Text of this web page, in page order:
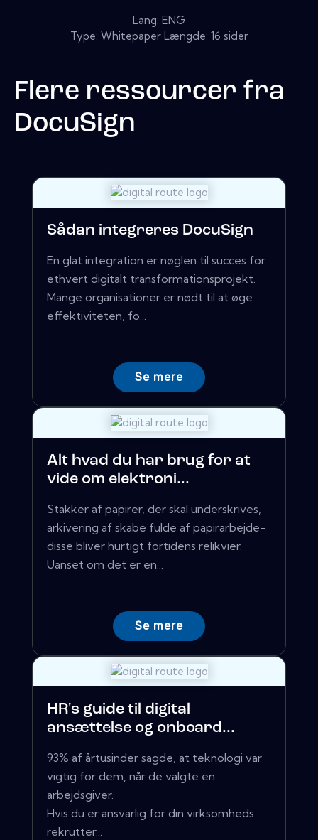
Lang: ENG
Type: Whitepaper Længde: 16 sider
Flere ressourcer fra
DocuSign
Sådan integreres DocuSign
En glat integration er nøglen til succes for
ethvert digitalt transformationsprojekt.
Mange organisationer er nødt til at øge
effektiviteten, fo...
Se mere
Alt hvad du har brug for at
vide om elektroni...
Stakker af papirer, der skal underskrives,
arkivering af skabe fulde af papirarbejde-
disse bliver hurtigt fortidens relikvier.
Uanset om det er en...
Se mere
HR's guide til digital
ansættelse og onboard...
93% af årtusinder sagde, at teknologi var
vigtig for dem, når de valgte en
arbejdsgiver.
Hvis du er ansvarlig for din virksomheds
rekrutter...